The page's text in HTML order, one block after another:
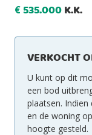
€535.000K.K.
VERKOCHT
U kunt op dit
een bod
plaatsen.
en de woning
hoogte gesteld.